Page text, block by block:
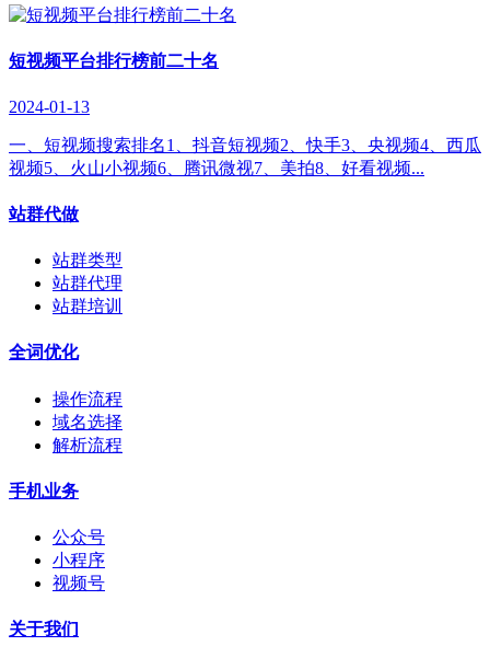
短视频平台排行榜前二十名
2024-01-13
一、短视频搜索排名1、抖音短视频2、快手3、央视频4、西瓜
视频5、火山小视频6、腾讯微视7、美拍8、好看视频...
站群代做
站群类型
站群代理
站群培训
全词优化
操作流程
域名选择
解析流程
手机业务
公众号
小程序
视频号
关于我们